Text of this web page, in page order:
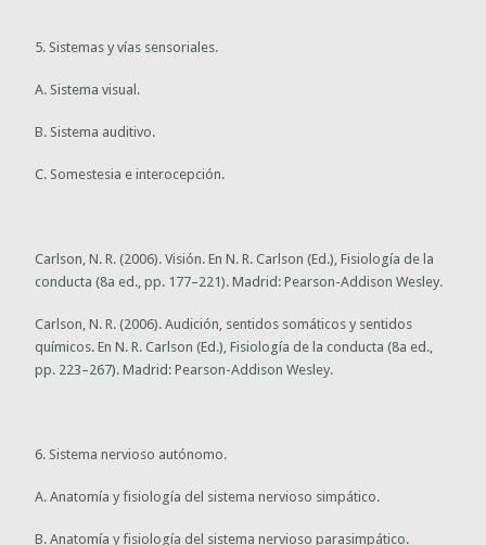
5. Sistemas y vías sensoriales.
A. Sistema visual.
B. Sistema auditivo.
C. Somestesia e interocepción.
Carlson, N. R. (2006). Visión. En N. R. Carlson (Ed.), Fisiología de la
conducta (8a ed., pp. 177–221). Madrid: Pearson-Addison Wesley.
Carlson, N. R. (2006). Audición, sentidos somáticos y sentidos
químicos. En N. R. Carlson (Ed.), Fisiología de la conducta (8a ed.,
pp. 223–267). Madrid: Pearson-Addison Wesley.
6. Sistema nervioso autónomo.
A. Anatomía y fisiología del sistema nervioso simpático.
B. Anatomía y fisiología del sistema nervioso parasimpático.